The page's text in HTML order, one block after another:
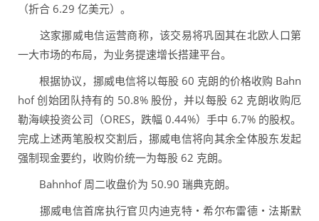
（折合 6.29 亿美元）。
这家挪威电信运营商称，该交易将巩固其在北欧人口第
一大市场的布局，为业务提速增长搭建平台。
根据协议，挪威电信将以每股 60 克朗的价格收购 Bahn
hof 创始团队持有的 50.8% 股份，并以每股 62 克朗收购厄
勒海峡投资公司（ORES，跌幅 0.44%）手中 6.7% 的股权。
完成上述两笔股权交割后，挪威电信将向其余全体股东发起
强制现金要约，收购价统一为每股 62 克朗。
Bahnhof 周二收盘价为 50.90 瑞典克朗。
挪威电信首席执行官贝内迪克特・希尔布雷德・法斯默